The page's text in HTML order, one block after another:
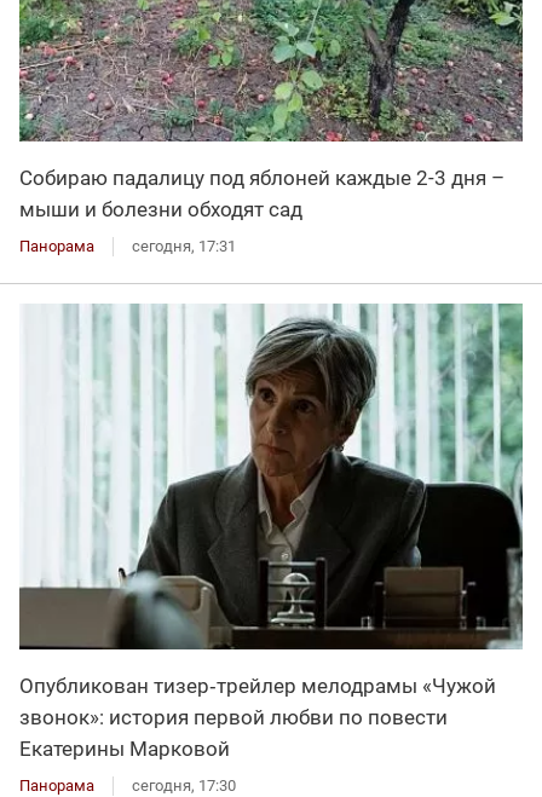
Собираю падалицу под яблоней каждые 2-3 дня –
мыши и болезни обходят сад
Панорама сегодня, 17:31
Опубликован тизер‑трейлер мелодрамы «Чужой
звонок»: история первой любви по повести
Екатерины Марковой
Панорама сегодня, 17:30